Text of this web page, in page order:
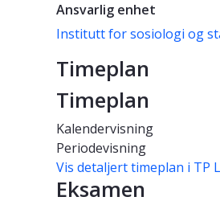
Ansvarlig enhet
Institutt for sosiologi og
Timeplan
Timeplan
Kalendervisning
Periodevisning
Vis detaljert timeplan i TP
Eksamen